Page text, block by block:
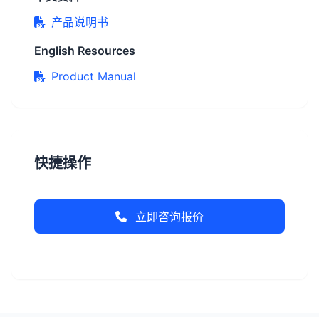
产品说明书
English Resources
Product Manual
快捷操作
立即咨询报价